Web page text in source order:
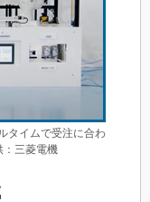
タイムで受注に合わ
：三菱電機